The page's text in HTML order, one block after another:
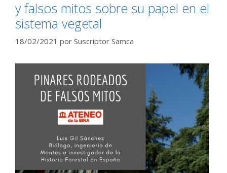
y falsos mitos sobre su papel en el
sistema vegetal
18/02/2021 por Suscriptor Samca